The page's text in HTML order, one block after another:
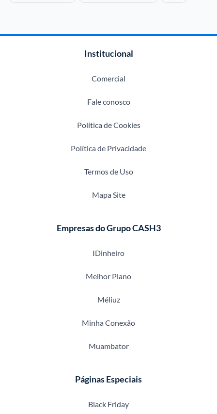
Institucional
Comercial
Fale conosco
Política de Cookies
Política de Privacidade
Termos de Uso
Mapa Site
Empresas do Grupo CASH3
IDinheiro
Melhor Plano
Méliuz
Minha Conexão
Muambator
Páginas Especiais
Black Friday